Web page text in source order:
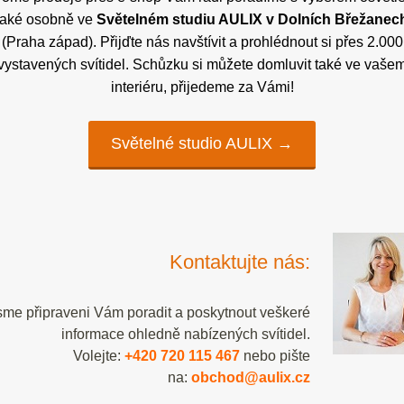
osobně ve Světelném studiu AULIX v Dolních
(Praha západ). Přijďte nás navštívit a prohlédnout si přes 2.000
svítidel. Schůzku si můžete domluvit také ve
interiéru, přijedeme za Vámi!
Světelné studio AULIX →
Kontaktujte nás:
připraveni Vám poradit a poskytnout veškeré
informace ohledně nabízených svítidel.
Volejte: +420 720 115 467 nebo pište
na: obchod@aulix.cz